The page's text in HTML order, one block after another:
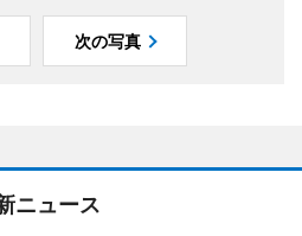
次の写真
ニュース